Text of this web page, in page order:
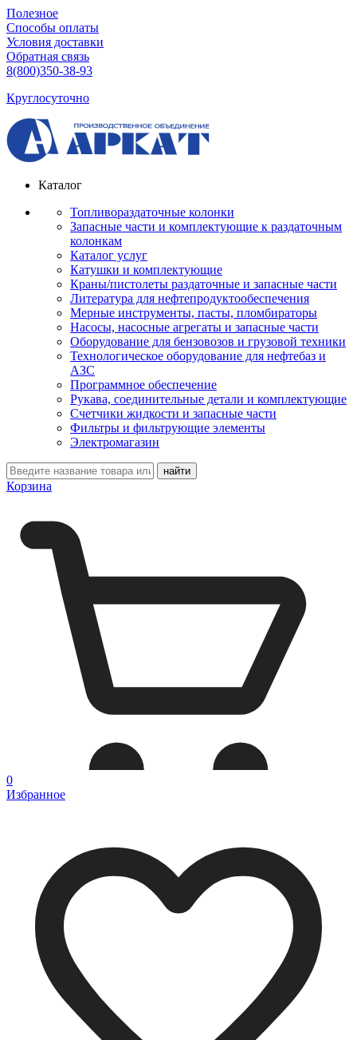
Полезное
Способы оплаты
Условия доставки
Обратная связь
8(800)350-38-93
Круглосуточно
Каталог
Топливораздаточные колонки
Запасные части и комплектующие к раздаточным
колонкам
Каталог услуг
Катушки и комплектующие
Краны/пистолеты раздаточные и запасные части
Литература для нефтепродуктообеспечения
Мерные инструменты, пасты, пломбираторы
Насосы, насосные агрегаты и запасные части
Оборудование для бензовозов и грузовой техники
Технологическое оборудование для нефтебаз и
АЗС
Программное обеспечение
Рукава, соединительные детали и комплектующие
Счетчики жидкости и запасные части
Фильтры и фильтрующие элементы
Электромагазин
Корзина
0
Избранное